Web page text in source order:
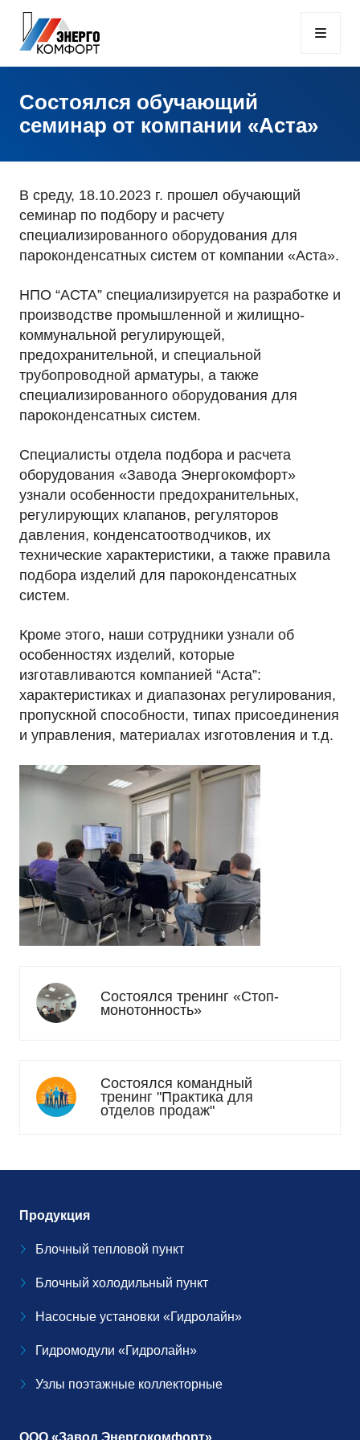
Состоялся обучающий
семинар от компании «Аста»
В среду, 18.10.2023 г. прошел обучающий
семинар по подбору и расчету
специализированного оборудования для
пароконденсатных систем от компании «Аста».
НПО “АСТА” специализируется на разработке и
производстве промышленной и жилищно-
коммунальной регулирующей,
предохранительной, и специальной
трубопроводной арматуры, а также
специализированного оборудования для
пароконденсатных систем.
Специалисты отдела подбора и расчета
оборудования «Завода Энергокомфорт»
узнали особенности предохранительных,
регулирующих клапанов, регуляторов
давления, конденсатоотводчиков, их
технические характеристики, а также правила
подбора изделий для пароконденсатных
систем.
Кроме этого, наши сотрудники узнали об
особенностях изделий, которые
изготавливаются компанией “Аста”:
характеристиках и диапазонах регулирования,
пропускной способности, типах присоединения
и управления, материалах изготовления и т.д.
Состоялся тренинг «Стоп-
монотонность»
Состоялся командный
тренинг "Практика для
отделов продаж"
Продукция
Блочный тепловой пункт
Блочный холодильный пункт
Насосные установки «Гидролайн»
Гидромодули «Гидролайн»
Узлы поэтажные коллекторные
ООО «Завод Энергокомфорт»